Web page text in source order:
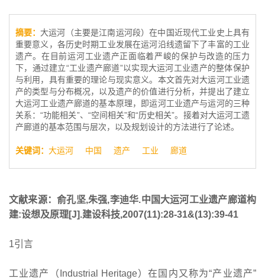
摘要： 大运河（主要是江南运河段）在中国近现代工业史上具有
重要意义，各历史时期工业发展在运河沿线遗留下了丰富的工业
遗产。在目前运河工业遗产正面临着严峻的保护与改造的压力
下，通过建立“工业遗产廊道”以实现大运河工业遗产的整体保护
与利用，具有重要的理论与现实意义。本文首先对大运河工业遗
产的类型与分布概况，以及遗产的价值进行分析，并提出了建立
大运河工业遗产廊道的基本原理，即运河工业遗产与运河的三种
关系：“功能相关”、“空间相关”和“历史相关”。接着对大运河工遗
产廊道的基本范围与层次，以及规划设计的方法进行了论述。
关键词： 大运河 中国 遗产 工业 廊道
文献来源：俞孔坚,朱强,李迪华.中国大运河工业遗产廊道构
建:设想及原理[J].建设科技,2007(11):28-31&(13):39-41
1引言
工业遗产（Industrial Heritage）在国内又称为“产业遗产”